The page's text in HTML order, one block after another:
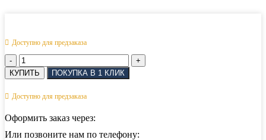
Доступно для предзаказа
Количество
товара
Кран
фланцевый
нержавеющий
(2PC),
КУПИТЬ ПОКУПКА В 1 КЛИК
Доступно для предзаказа
Оформить заказ через:
Или позвоните нам по телефону: